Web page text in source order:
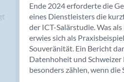
Bendern
Benken (SG)
Bergdietikon
Berlin
Bern
Bern - Liebefeld
Ende 2024 erforderte die
eines Dienstleisters die
der ICT-Salärstudie. Was
erwies sich als
Souveränität. Ein Bericht
Datenhoheit und
besonders zählen, wenn die